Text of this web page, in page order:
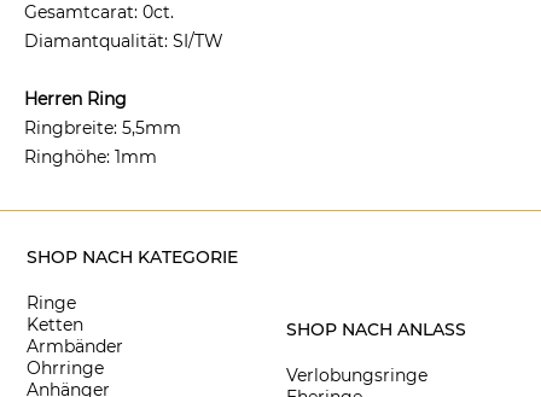
Gesamtcarat: 0ct.
Diamantqualität: SI/TW
Herren Ring
Ringbreite: 5,5mm
Ringhöhe: 1mm
SHOP NACH KATEGORIE
Ringe
Ketten
Armbänder
Ohrringe
Anhänger
SHOP NACH ANLASS
Verlobungsringe